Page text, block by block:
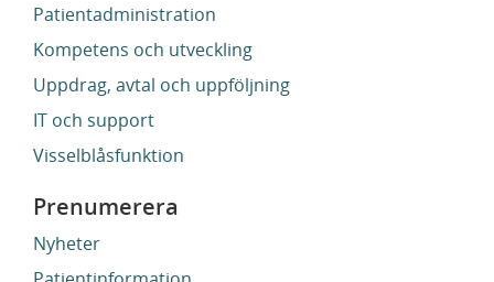
Patientadministration
Kompetens och utveckling
Uppdrag, avtal och uppföljning
IT och support
Visselblåsfunktion
Prenumerera
Nyheter